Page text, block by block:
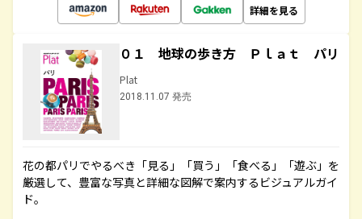
詳細を見る
０１ 地球の歩き方 Ｐｌａｔ パリ
Plat
2018.11.07 発売
花の都パリでやるべき「見る」「買う」「食べる」「遊ぶ」を
厳選して、豊富な写真と詳細な図解で案内するビジュアルガイ
ド。